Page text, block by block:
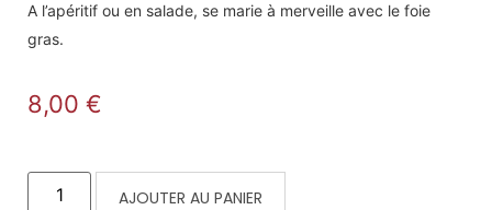
A l’apéritif ou en salade, se marie à merveille avec le foie
gras.
8,00 €
AJOUTER AU PANIER